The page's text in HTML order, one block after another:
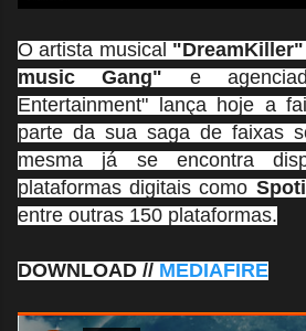
O artista musical "DreamKiller"
music Gang" e
Entertainment" lança hoje a
parte da sua saga de faixas
mesma já se encontra
plataformas digitais como
entre outras 150 plataformas.
DOWNLOAD // MEDIAFIRE